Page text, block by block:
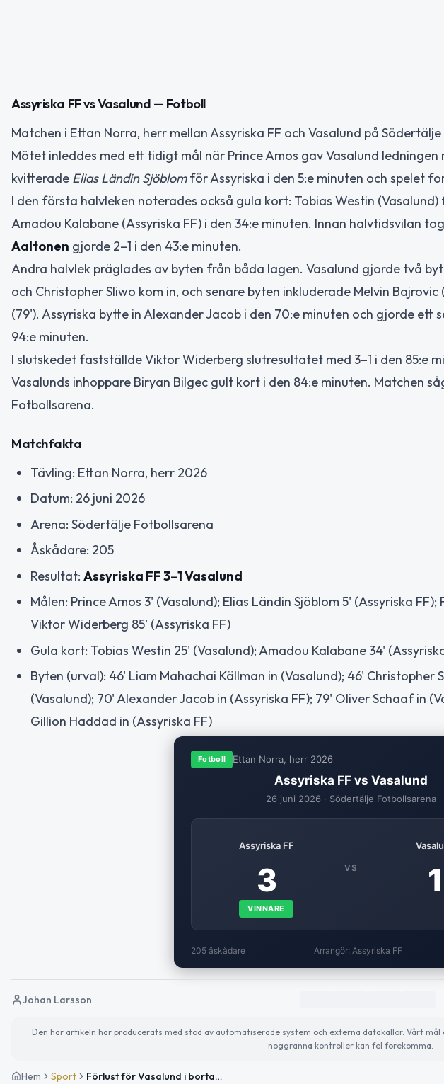
Assyriska FF vs Vasalund — Fotboll
Matchen i Ettan Norra, herr mellan Assyriska FF och Vasalund på
Mötet inleddes med ett tidigt mål när Prince Amos gav Vasalund
kvitterade Elias Ländin Sjöblomför Assyriska i den 5:e minuten och spelet
I den första halvleken noterades också gula kort: Tobias Westin
Amadou Kalabane (Assyriska FF) i den 34:e minuten. Innan halvtidsvilan
Aaltonen gjorde 2–1 i den 43:e minuten.
Andra halvlek präglades av byten från båda lagen. Vasalund gjorde två
och Christopher Sliwo kom in, och senare byten inkluderade Melvin
(79'). Assyriska bytte in Alexander Jacob i den 70:e minuten och gjorde ett
94:e minuten.
I slutskedet fastställde Viktor Widerberg slutresultatet med 3–1 i den 85:e
Vasalunds inhoppare Biryan Bilgec gult kort i den 84:e minuten. Matchen
Fotbollsarena.
Matchfakta
Tävling: Ettan Norra, herr 2026
Datum: 26 juni 2026
Arena: Södertälje Fotbollsarena
Åskådare: 205
Resultat: Assyriska FF 3–1 Vasalund
Målen: Prince Amos 3' (Vasalund); Elias Ländin Sjöblom 5' (Assyriska
Viktor Widerberg 85' (Assyriska FF)
Gula kort: Tobias Westin 25' (Vasalund); Amadou Kalabane 34'
Byten (urval): 46' Liam Mahachai Källman in (Vasalund); 46' Christopher
(Vasalund); 70' Alexander Jacob in (Assyriska FF); 79' Oliver Schaaf in
Gillion Haddad in (Assyriska FF)
Fotboll Ettan Norra, herr 2026
Assyriska FF vs Vasalund
26 juni 2026 · Södertälje Fotbollsarena
Assyriska FF
3
VINNARE
VS 1
205 åskådare Arrangör: Assyriska FF
Johan Larsson
Den här artikeln har producerats med stöd av automatiserade system och externa datakällor. Vårt
noggranna kontroller kan fel förekomma.
Hem Sport Förlust för Vasalund i bortamatch mot Assyriska FF